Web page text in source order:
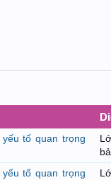
tố quan trọng
tố quan trọng